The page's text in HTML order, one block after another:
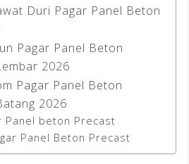
Duri Pagar Panel Beton
Pagar Panel Beton
2026
Pagar Panel Beton
2026
Panel beton Precast
Panel Beton Precast